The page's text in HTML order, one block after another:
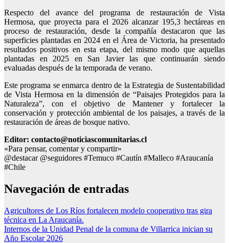
Respecto del avance del programa de restauración de Vista
Hermosa, que proyecta para el 2026 alcanzar 195,3 hectáreas en
proceso de restauración, desde la compañía destacaron que las
superficies plantadas en 2024 en el Área de Victoria, ha presentado
resultados positivos en esta etapa, del mismo modo que aquellas
plantadas en 2025 en San Javier las que continuarán siendo
evaluadas después de la temporada de verano.
Este programa se enmarca dentro de la Estrategia de Sustentabilidad
de Vista Hermosa en la dimensión de “Paisajes Protegidos para la
Naturaleza”, con el objetivo de Mantener y fortalecer la
conservación y protección ambiental de los paisajes, a través de la
restauración de áreas de bosque nativo.
Editor: contacto@noticiascomunitarias.cl
«Para pensar, comentar y compartir»
@destacar @seguidores #Temuco #Cautín #Malleco #Araucanía
#Chile
Navegación de entradas
Agricultores de Los Ríos fortalecen modelo cooperativo tras gira
técnica en La Araucanía.
Internos de la Unidad Penal de la comuna de Villarrica inician su
Año Escolar 2026